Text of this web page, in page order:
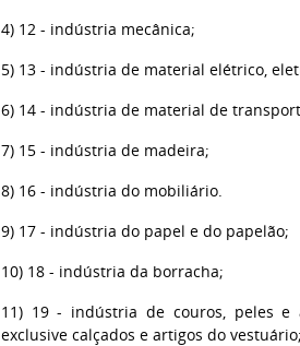
4) 12 - indústria mecânica;
5) 13 - indústria de material elétrico,
6) 14 - indústria de material de
7) 15 - indústria de madeira;
8) 16 - indústria do mobiliário.
9) 17 - indústria do papel e do papelão;
10) 18 - indústria da borracha;
11) 19 - indústria de couros, peles e
exclusive calçados e artigos do vestuário;